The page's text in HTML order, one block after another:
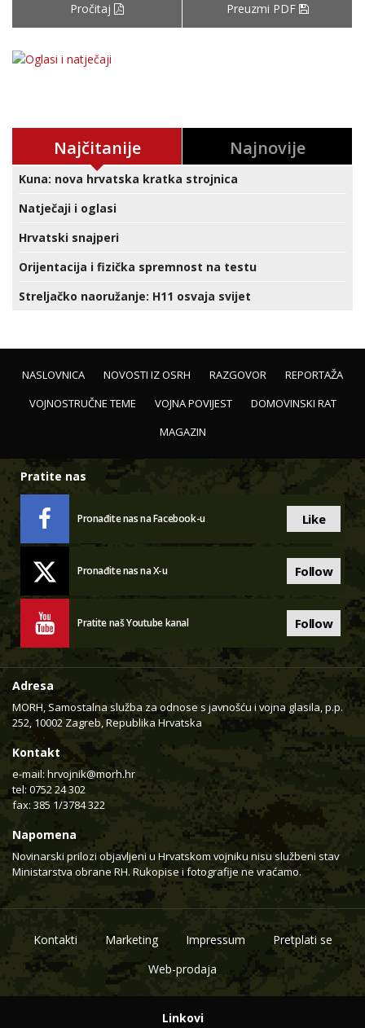
Pročitaj Preuzmi PDF
Najčitanije Najnovije
Kuna: nova hrvatska kratka strojnica
Natječaji i oglasi
Hrvatski snajperi
Orijentacija i fizička spremnost na testu
Streljačko naoružanje: H11 osvaja svijet
NASLOVNICA NOVOSTI IZ OSRH RAZGOVOR
REPORTAŽA
VOJNOSTRUČNE TEME
VOJNA POVIJEST
DOMOVINSKI RAT
MAGAZIN
Pratite nas
Pronađite nas na Facebook-u Like
Pronađite nas na X-u Follow
Pratite naš Youtube kanal Follow
Adresa
MORH, Samostalna služba za odnose s javnošću i vojna glasila, p.p.
252, 10002 Zagreb, Republika Hrvatska
Kontakt
e-mail: hrvojnik@morh.hr
tel: 0752 24 302
fax: 385 1/3784 322
Napomena
Novinarski prilozi objavljeni u Hrvatskom vojniku nisu službeni stav
Ministarstva obrane RH. Rukopise i fotografije ne vraćamo.
Kontakti Marketing Impressum
Pretplati se
Web-prodaja
Linkovi